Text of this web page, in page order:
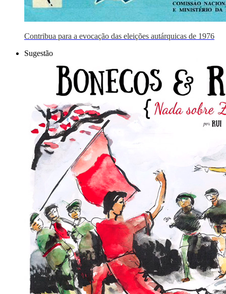
Contribua para a evocação das eleições autárquicas de 1976
Sugestão